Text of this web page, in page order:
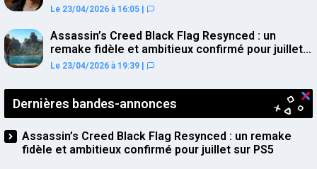
Le 23/04/2026 à 16:05 |
Assassin’s Creed Black Flag Resynced : un
remake fidèle et ambitieux confirmé pour juillet
sur PS5
Le 23/04/2026 à 19:39 |
Dernières bandes-annonces
Assassin’s Creed Black Flag Resynced : un remake
fidèle et ambitieux confirmé pour juillet sur PS5